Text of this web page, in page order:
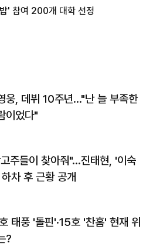
' 참여 200개 대학 선정
웅, 데뷔 10주년…"난 늘 부족한
이었다"
주들이 찾아줘"…진태현, '이숙
차 후 근황 공개
태풍 '돌핀'·15호 '찬홈' 현재 위
?